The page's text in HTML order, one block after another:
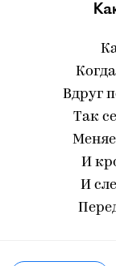
Вдруг
Так
И
И